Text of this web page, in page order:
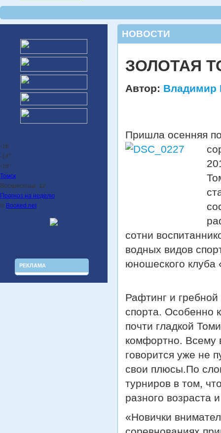
-16
-14°
-18°
Томск
Воскресенье, 12
Прогноз на неделю
© Booked.net
РЕКЛАМА
НОВОСТИ
ЗОЛОТАЯ
Автор: Владимир
Пришла осенняя
сотни
водных видов
юношеского клуба
Рафтинг и
спорта. Особенно
почти гладкой
комфортно. Всему
говорится уже не
свои плюсы.По
турниров в том,
разного возраста
«Новички